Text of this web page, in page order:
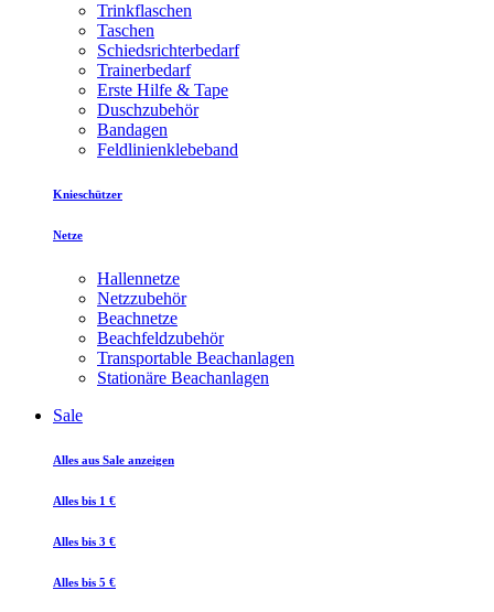
Trinkflaschen
Taschen
Schiedsrichterbedarf
Trainerbedarf
Erste Hilfe & Tape
Duschzubehör
Bandagen
Feldlinienklebeband
Knieschützer
Netze
Hallennetze
Netzzubehör
Beachnetze
Beachfeldzubehör
Transportable Beachanlagen
Stationäre Beachanlagen
Sale
Alles aus Sale anzeigen
Alles bis 1 €
Alles bis 3 €
Alles bis 5 €